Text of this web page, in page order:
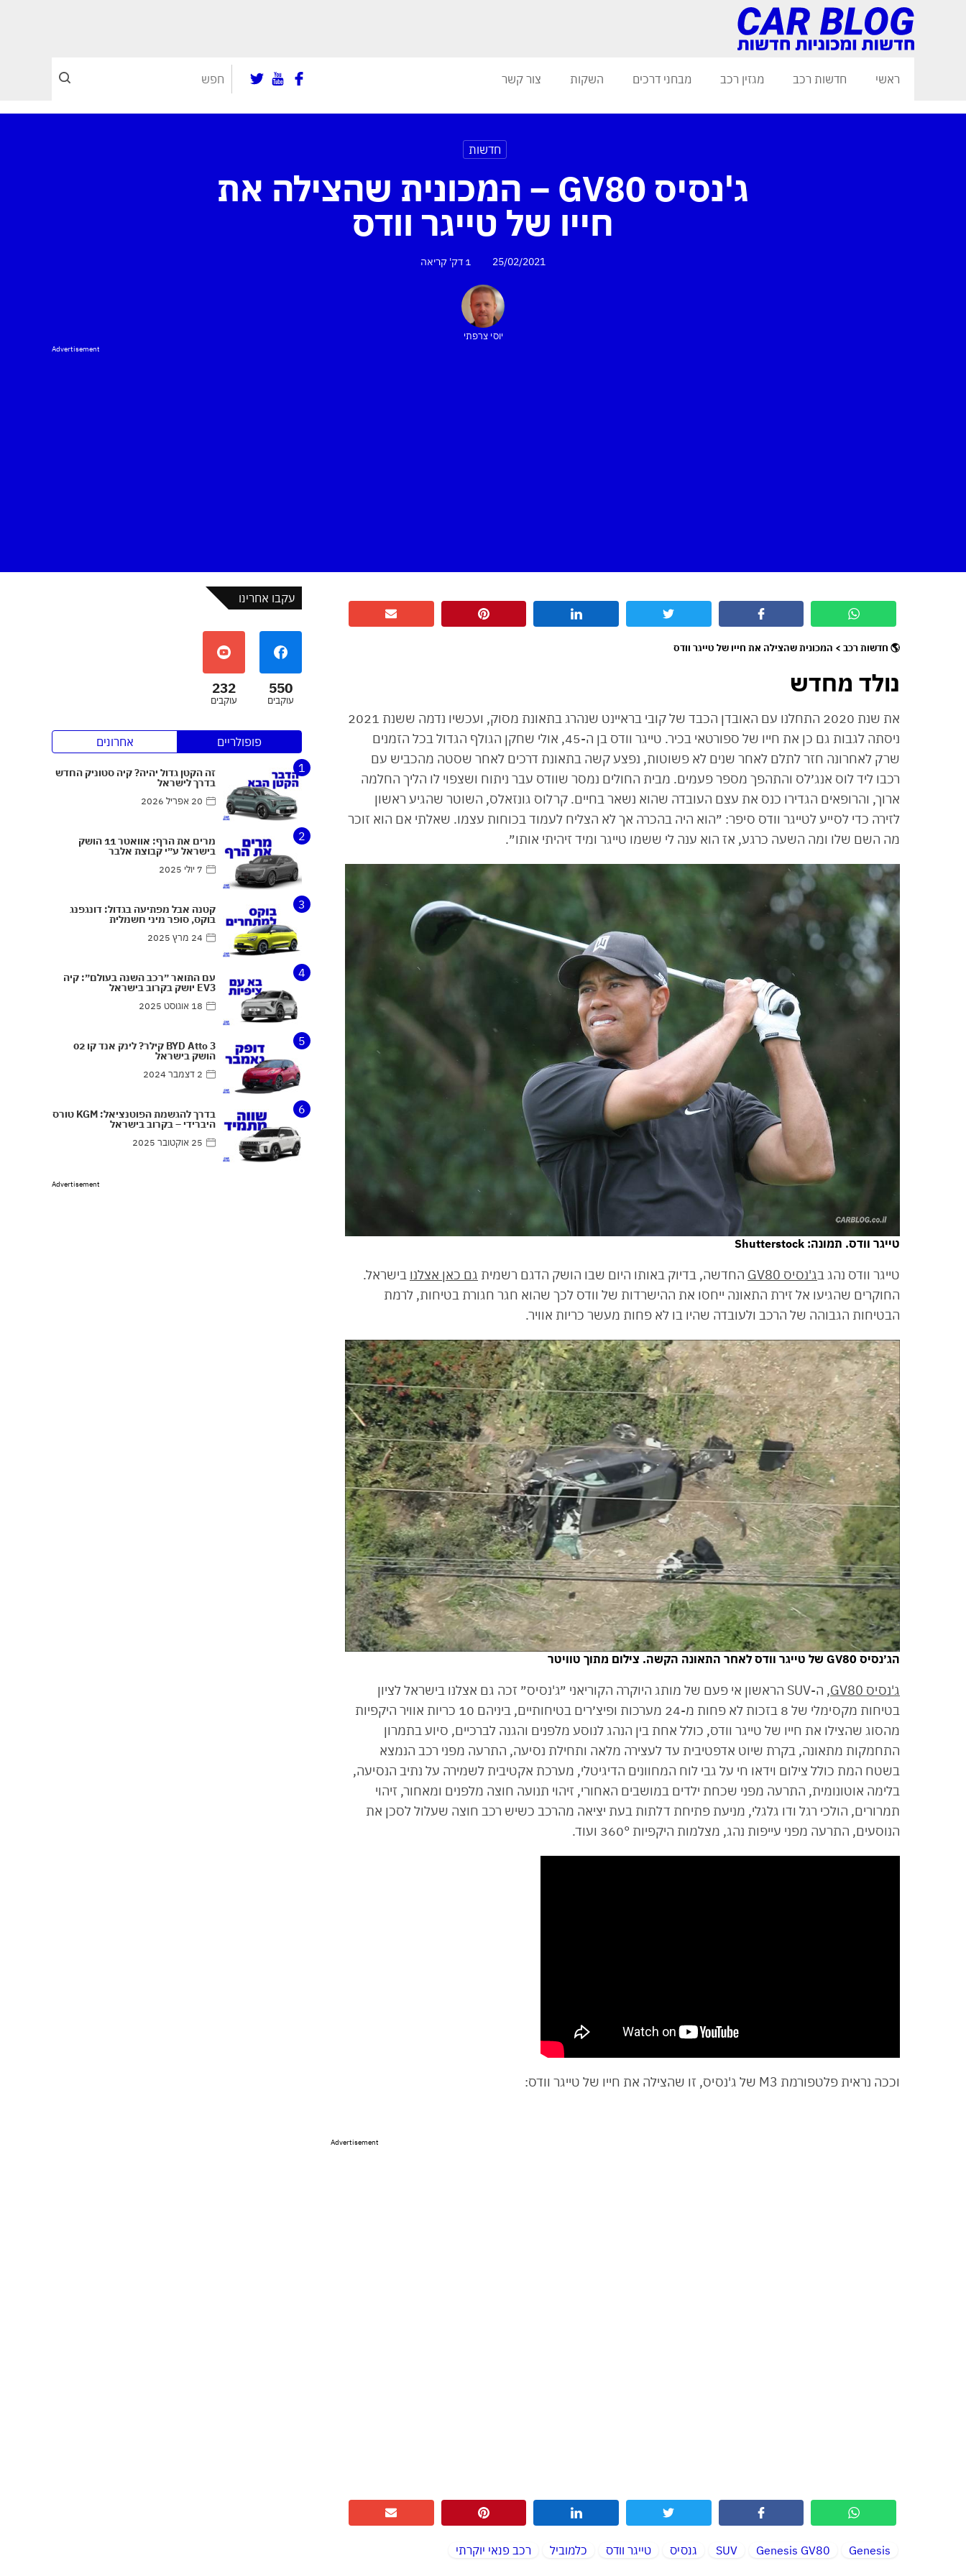
ראשי חדשות רכב מגזין רכב מבחני דרכים השקות צור קשר
חדשות
ג'נסיס GV80 – המכונית שהצילה את
חייו של טייגר וודס
25/02/2021 1 דק' קריאה
יוסי צרפתי
Advertisement
🌎 חדשות רכב > המכונית שהצילה את חייו של טייגר וודס
נולד מחדש
את שנת 2020 התחלנו עם האובדן הכבד של קובי בראיינט שנהרג בתאונת מסוק, ועכשיו נדמה ששנת 2021
ניסתה לגבות גם כן את חייו של ספורטאי בכיר. טייגר וודס בן ה-45, אולי שחקן הגולף הגדול בכל הזמנים
שרק לאחרונה חזר לתלם לאחר שנים לא פשוטות, נפצע קשה בתאונת דרכים לאחר שסטה מהכביש עם
רכבו ליד לוס אנג׳לס והתהפך מספר פעמים. מבית החולים נמסר שוודס עבר ניתוח ושצפוי לו הליך החלמה
ארוך, והרופאים הגדירו כנס את עצם העובדה שהוא נשאר בחיים. קרלוס גונזאלס, השוטר שהגיע ראשון
לזירה כדי לסייע לטייגר וודס סיפר: ״הוא היה בהכרה אך לא הצליח לעמוד בכוחות עצמו. שאלתי אם הוא זוכר
מה השם שלו ומה השעה כרגע, אז הוא ענה לי ששמו טייגר ומיד זיהיתי אותו״.
טייגר וודס. תמונה: Shutterstock
טייגר וודס נהג בג'נסיס GV80 החדשה, בדיוק באותו היום שבו הושק הדגם רשמית גם כאן אצלנו בישראל.
החוקרים שהגיעו אל זירת התאונה ייחסו את ההישרדות של וודס לכך שהוא חגר חגורת בטיחות, לרמת
הבטיחות הגבוהה של הרכב ולעובדה שהיו בו לא פחות מעשר כריות אוויר.
הג׳נסיס GV80 של טייגר וודס לאחר התאונה הקשה. צילום מתוך טוויטר
ג'נסיס GV80
, ה-SUV הראשון אי פעם של מותג היוקרה הקוריאני ״ג'נסיס״ זכה גם אצלנו בישראל לציון
בטיחות מקסימלי של 8 בזכות לא פחות מ-24 מערכות ופיצ׳רים בטיחותיים, ביניהם 10 כריות אוויר היקפיות
מהסוג שהצילו את חייו של טייגר וודס, כולל אחת בין הנהג לנוסע מלפנים והגנה לברכיים, סיוע בתמרון
התחמקות מתאונה, בקרת שיוט אדפטיבית עד לעצירה מלאה ותחילת נסיעה, התרעה מפני רכב הנמצא
בשטח המת כולל צילום וידאו חי על גבי לוח המחוונים הדיגיטלי, מערכת אקטיבית לשמירה על נתיב הנסיעה,
בלימה אוטונומית, התרעה מפני שכחת ילדים במושבים האחורי, זיהוי תנועה חוצה מלפנים ומאחור, זיהוי
תמרורים, הולכי רגל ודו גלגלי, מניעת פתיחת דלתות בעת יציאה מהרכב כשיש רכב חוצה שעלול לסכן את
הנוסעים, התרעה מפני עייפות נהג, מצלמות היקפיות 360° ועוד.
וככה נראית פלטפורמת M3 של ג'נסיס, זו שהצילה את חייו של טייגר וודס:
Advertisement
Genesis
Genesis GV80
SUV גנסיס טייגר וודס כלמוביל רכב פנאי יוקרתי
עקבו אחרינו
550
עוקבים
232
עוקבים
פופולריים
אחרונים
1
זה הקטן גדול יהיה? קיה סטוניק החדש
בדרך לישראל
20 אפריל 2026
2 מרים את הרף: אוואטר 11 הושק
בישראל ע״י קבוצת אלבר
7 יולי 2025
3 קטנה אבל מפתיעה בגדול: דונגפנג
בוקס, סופר מיני חשמלית
24 מרץ 2025
4 עם התואר ״רכב השנה בעולם״: קיה
EV3 יושק בקרוב בישראל
18 אוגוסט 2025
5 BYD Atto 3 קילר? לינק אנד קו 02
הושק בישראל
2 דצמבר 2024
6 בדרך להגשמת הפוטנציאל: KGM טורס
היברידי – בקרוב בישראל
25 אוקטובר 2025
Advertisement